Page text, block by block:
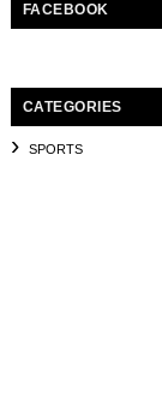
FACEBOOK
CATEGORIES
SPORTS